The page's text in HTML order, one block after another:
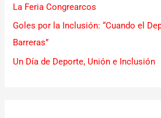
La Feria Congrearcos
Goles por la Inclusión: “Cuando el
Barreras”
Un Día de Deporte, Unión e Inclusión